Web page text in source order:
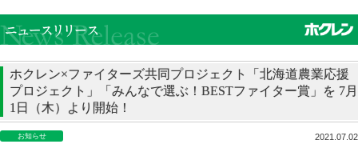
ホクレン×ファイターズ共同プロジェクト「北海道農業応援
プロジェクト」「みんなで選ぶ！BESTファイター賞」を 7月
1日（木）より開始！
お知らせ 2021.07.02